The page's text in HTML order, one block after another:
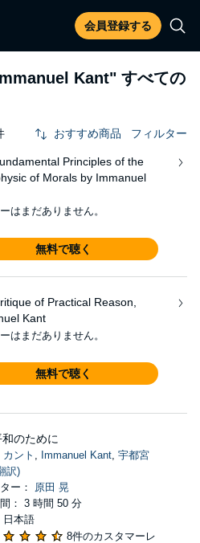
会員登録する
Kant" すべての
おすすめ商品 フィルター
Principles of the
of Morals by Immanuel
はまだありません。
無料で聴く
of Practical Reason,
Kant
はまだありません。
無料で聴く
のために
カント Immanuel Kant, 宇都宮
訳)
ー：
原田 晃
： 3 時間 50 分
日本語
8件のカスタマーレ